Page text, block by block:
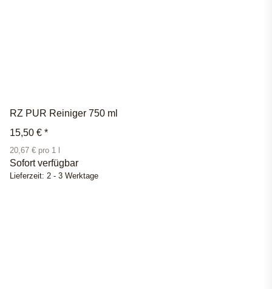
RZ PUR Reiniger 750 ml
15,50 € *
20,67 € pro 1 l
Sofort verfügbar
Lieferzeit: 2 - 3 Werktage